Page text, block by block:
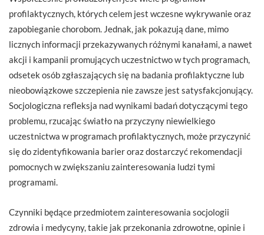
profilaktycznych, których celem jest wczesne wykrywanie oraz
zapobieganie chorobom. Jednak, jak pokazują dane, mimo
licznych informacji przekazywanych różnymi kanałami, a nawet
akcji i kampanii promujących uczestnictwo w tych programach,
odsetek osób zgłaszających się na badania profilaktyczne lub
nieobowiązkowe szczepienia nie zawsze jest satysfakcjonujący.
Socjologiczna refleksja nad wynikami badań dotyczącymi tego
problemu, rzucając światło na przyczyny niewielkiego
uczestnictwa w programach profilaktycznych, może przyczynić
się do zidentyfikowania barier oraz dostarczyć rekomendacji
pomocnych w zwiększaniu zainteresowania ludzi tymi
programami.
Czynniki będące przedmiotem zainteresowania socjologii
zdrowia i medycyny, takie jak przekonania zdrowotne, opinie i